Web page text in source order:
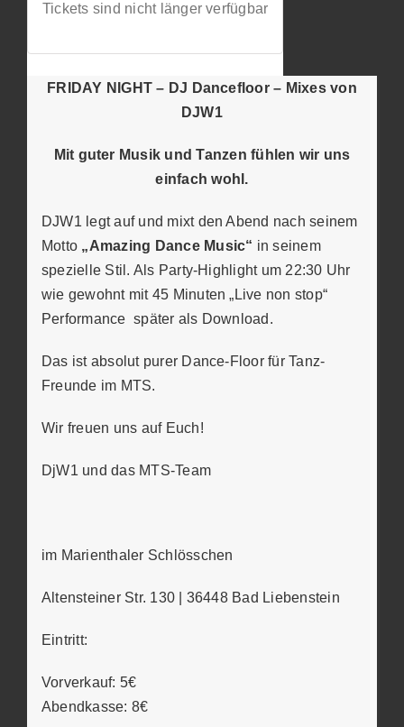
Tickets sind nicht länger verfügbar
FRIDAY NIGHT – DJ Dancefloor – Mixes von
DJW1
Mit guter Musik und Tanzen fühlen wir uns
einfach wohl.
DJW1 legt auf und mixt den Abend nach seinem
Motto „Amazing Dance Music“ in seinem
spezielle Stil. Als Party-Highlight um 22:30 Uhr
wie gewohnt mit 45 Minuten „Live non stop“
Performance später als Download.
Das ist absolut purer Dance-Floor für Tanz-
Freunde im MTS.
Wir freuen uns auf Euch!
DjW1 und das MTS-Team
im Marienthaler Schlösschen
Altensteiner Str. 130 | 36448 Bad Liebenstein
Eintritt:
Vorverkauf: 5€
Abendkasse: 8€